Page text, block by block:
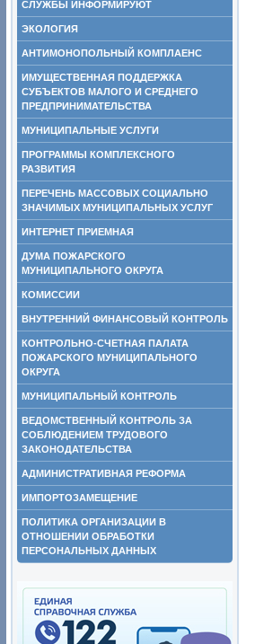
СЛУЖБЫ ИНФОРМИРУЮТ
ЭКОЛОГИЯ
АНТИМОНОПОЛЬНЫЙ КОМПЛАЕНС
ИМУЩЕСТВЕННАЯ ПОДДЕРЖКА
СУБЪЕКТОВ МАЛОГО И СРЕДНЕГО
ПРЕДПРИНИМАТЕЛЬСТВА
МУНИЦИПАЛЬНЫЕ УСЛУГИ
ПРОГРАММЫ КОМПЛЕКСНОГО
РАЗВИТИЯ
ПЕРЕЧЕНЬ МАССОВЫХ СОЦИАЛЬНО
ЗНАЧИМЫХ МУНИЦИПАЛЬНЫХ УСЛУГ
ИНТЕРНЕТ ПРИЕМНАЯ
ДУМА ПОЖАРСКОГО
МУНИЦИПАЛЬНОГО ОКРУГА
КОМИССИИ
ВНУТРЕННИЙ ФИНАНСОВЫЙ КОНТРОЛЬ
КОНТРОЛЬНО-СЧЕТНАЯ ПАЛАТА
ПОЖАРСКОГО МУНИЦИПАЛЬНОГО
ОКРУГА
МУНИЦИПАЛЬНЫЙ КОНТРОЛЬ
ВЕДОМСТВЕННЫЙ КОНТРОЛЬ ЗА
СОБЛЮДЕНИЕМ ТРУДОВОГО
ЗАКОНОДАТЕЛЬСТВА
АДМИНИСТРАТИВНАЯ РЕФОРМА
ИМПОРТОЗАМЕЩЕНИЕ
ПОЛИТИКА ОРГАНИЗАЦИИ В
ОТНОШЕНИИ ОБРАБОТКИ
ПЕРСОНАЛЬНЫХ ДАННЫХ